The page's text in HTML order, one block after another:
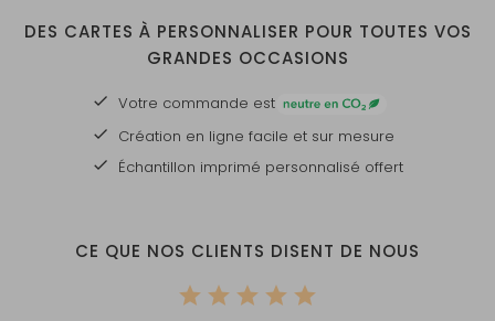
DES CARTES À PERSONNALISER POUR TOUTES VOS
GRANDES OCCASIONS
Votre commande est
Création en ligne facile et sur mesure
Échantillon imprimé personnalisé offert
CE QUE NOS CLIENTS DISENT DE NOUS